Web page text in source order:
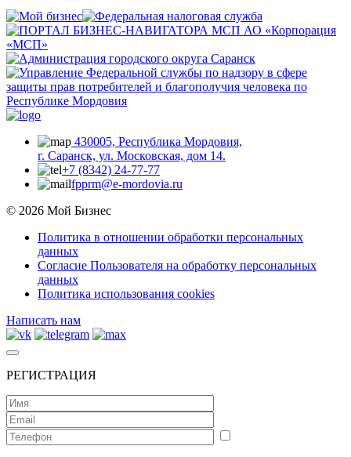
430005, Республика Мордовия,
г. Саранск, ул. Московская, дом 14.
+7 (8342) 24-77-77
fpprm@e-mordovia.ru
© 2026 Мой Бизнес
Политика в отношении обработки персональных
данных
Согласие Пользователя на обработку персональных
данных
Политика использования cookies
Написать нам
РЕГИСТРАЦИЯ